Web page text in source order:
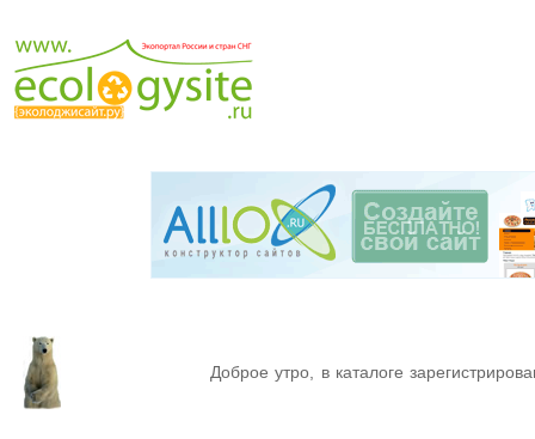
Доброе утро, в каталоге